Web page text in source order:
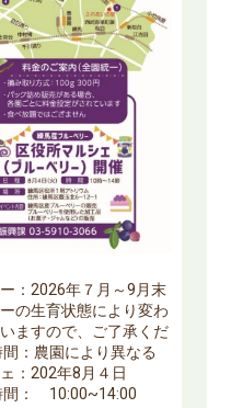
：2026年７月～9月末
ーの生育状態により変わ
ますので、ご了承くだ
：農園により異なる
：202年8月４日
間： 10:00~14:00